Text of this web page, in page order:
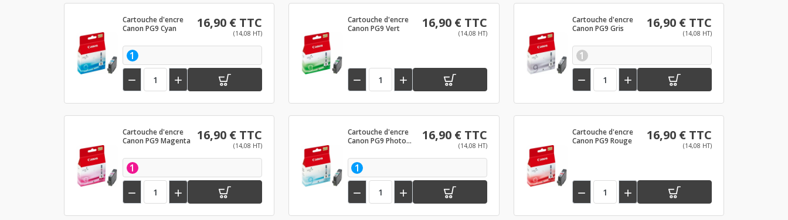
Cartouche d'encre
Canon PG9 Cyan
16,90 € TTC
(14,08 HT)
1
 
Cartouche d'encre
Canon PG9 Vert
16,90 € TTC
(14,08 HT)
 
Cartouche d'encre
Canon PG9 Gris
16,90 € TTC
(14,08 HT)
1
 
Cartouche d'encre
Canon PG9 Magenta
16,90 € TTC
(14,08 HT)
1
 
Cartouche d'encre
Canon PG9 Photo
16,90 € TTC
(14,08 HT)
1
 
Cartouche d'encre
Canon PG9 Rouge
16,90 € TTC
(14,08 HT)
 